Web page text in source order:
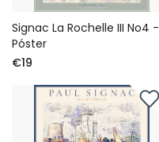
Signac La Rochelle III No4 -
Póster
€19